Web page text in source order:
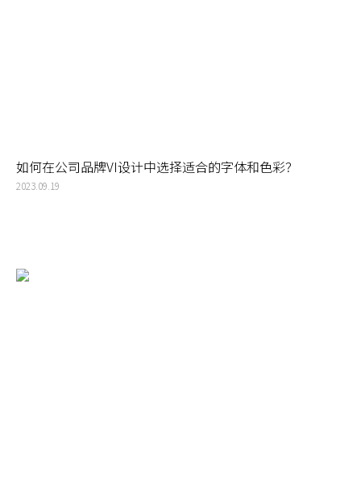
如何在公司品牌VI设计中选择适合的字体和色彩？
2023.09.19